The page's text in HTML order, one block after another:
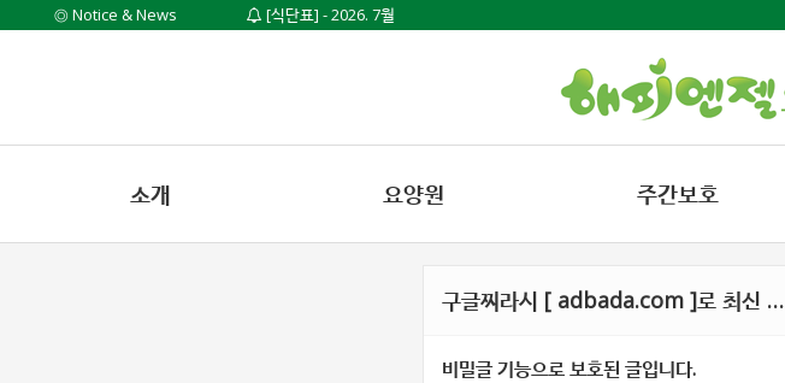
◎ Notice & News
[식단표] - 2026. 7월
소개 요양원 주간보호
구글찌라시 [ adbada.com ]로 최신 …
비밀글 기능으로 보호된 글입니다.